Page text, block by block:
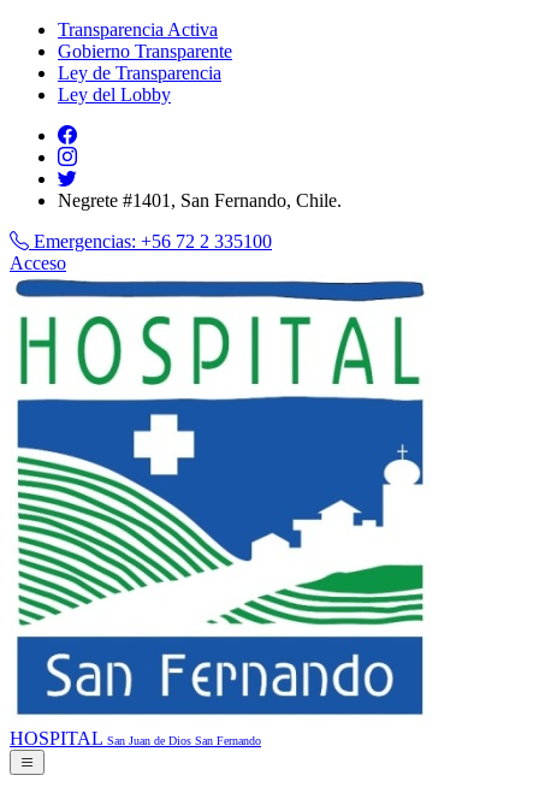
Transparencia Activa
Gobierno Transparente
Ley de Transparencia
Ley del Lobby
Negrete #1401, San Fernando, Chile.
Emergencias: +56 72 2 335100
Acceso
HOSPITAL San Juan de Dios San Fernando